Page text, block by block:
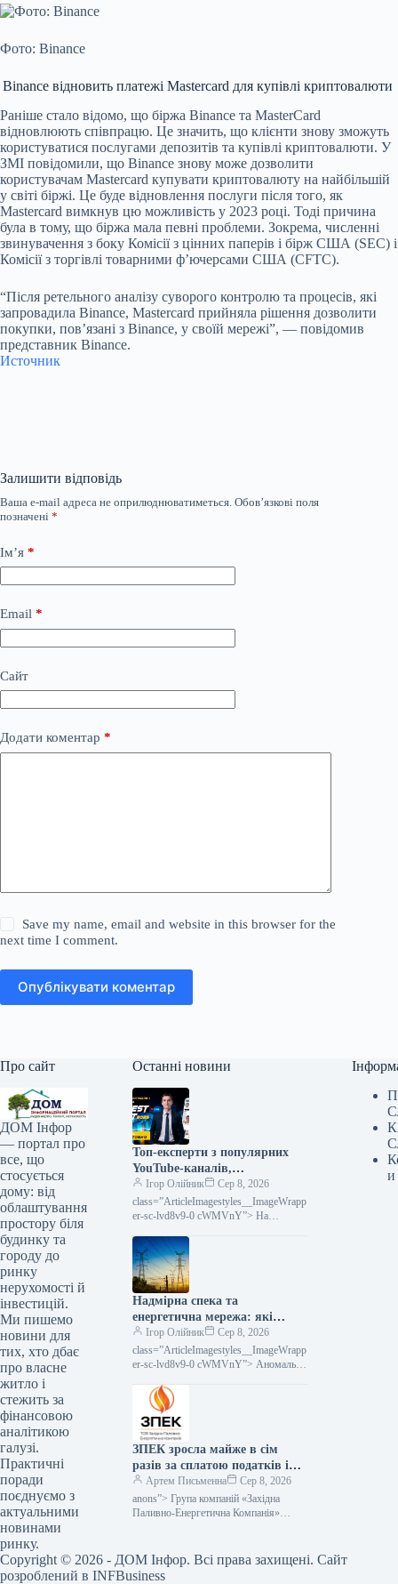
Фото: Binance
Binance відновить платежі Mastercard для купівлі криптовалюти
Раніше стало відомо, що біржа Binance та MasterCard
відновлюють співпрацю. Це значить, що клієнти знову зможуть
користуватися послугами депозитів та купівлі криптовалюти. У
ЗМІ повідомили, що Binance знову може дозволити
користувачам Mastercard купувати криптовалюту на найбільшій
у світі біржі. Це буде відновлення послуги після того, як
Mastercard вимкнув цю можливість у 2023 році. Тоді причина
була в тому, що біржа мала певні проблеми. Зокрема, численні
звинувачення з боку Комісії з цінних паперів і бірж США (SEC) і
Комісії з торгівлі товарними ф’ючерсами США (CFTC).
“Після ретельного аналізу суворого контролю та процесів, які
запровадила Binance, Mastercard прийняла рішення дозволити
покупки, пов’язані з Binance, у своїй мережі”, — повідомив
представник Binance.
Источник
Залишити відповідь
Ваша e-mail адреса не оприлюднюватиметься. Обов’язкові поля
позначені *
Ім’я *
Email *
Сайт
Додати коментар *
Save my name, email and website in this browser for the
next time I comment.
Опублікувати коментар
Про сайт
ДОМ Інфор
— портал про
все, що
стосується
дому: від
облаштування
простору біля
будинку та
городу до
ринку
нерухомості й
інвестицій.
Ми пишемо
новини для
тих, хто дбає
про власне
житло і
стежить за
фінансовою
аналітикою
галузі.
Практичні
поради
поєднуємо з
актуальними
новинами
ринку.
Останні новини
Топ-експерти з популярних
YouTube-каналів,
присвячених інвестиціям,
виступатимуть на InvestFest
2026.
Ігор Олійник
Сер 8, 2026
class=”ArticleImagestyles__ImageWrapp
er-sc-lvd8v9-0 cWMVnY”> На
експерти з відомих YouTube-каналів
про інвестиції20 серпня відбудеться
Надмірна спека та
енергетична мережа: які
запити щодо дій
Ігор Олійник
Сер 8, 2026
class=”ArticleImagestyles__ImageWrapp
er-sc-lvd8v9-0 cWMVnY”> Аномальна
зробитиТривалий період літньої спеки
створює підвищене
ЗПЕК зросла майже в сім
разів за сплатою податків і
обов’язкових платежів —
Мінфін
Артем Письменна
Сер 8, 2026
anons”> Група компаній «Західна
Паливно-Енергетична Компанія»
збільшила обсяг сплачених…
и
Copyright © 2026 - ДОМ Інфор. Всі права захищені. Сайт
розроблений в INFBusiness